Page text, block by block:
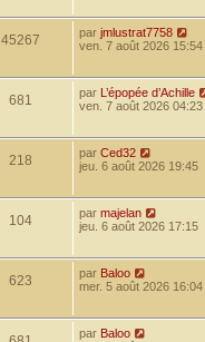
45267 par jmlustrat7758
ven. 7 août 2026 15:54
681 par L’épopée d’Achille
ven. 7 août 2026 04:23
218 par Ced32
jeu. 6 août 2026 19:45
104 par majelan
jeu. 6 août 2026 17:15
623 par Baloo
mer. 5 août 2026 16:04
par Baloo